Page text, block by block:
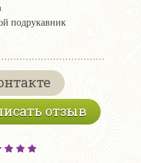
подрукавник
отзыв